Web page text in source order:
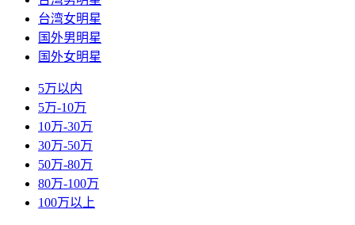
台湾女明星
国外男明星
国外女明星
5万以内
5万-10万
10万-30万
30万-50万
50万-80万
80万-100万
100万以上